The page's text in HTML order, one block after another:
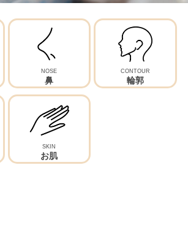
術（表留め）
（裏留め）
術(たるみ取り併用)
注射
NOSE
鼻
締め付け縫合）
CONTOUR
輪郭
酸注射
SKIN
お肌
トキシン（ボトックス）
注射